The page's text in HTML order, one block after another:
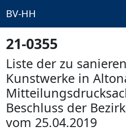
BV-HH
21-0355
Liste der zu
Kunstwerke in
Beschluss der
vom 25.04.2019